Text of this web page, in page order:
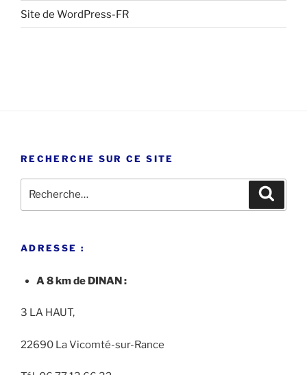
Site de WordPress-FR
RECHERCHE SUR CE SITE
pour
ADRESSE :
A 8 km de DINAN :
3 LA HAUT,
22690 La Vicomté-sur-Rance